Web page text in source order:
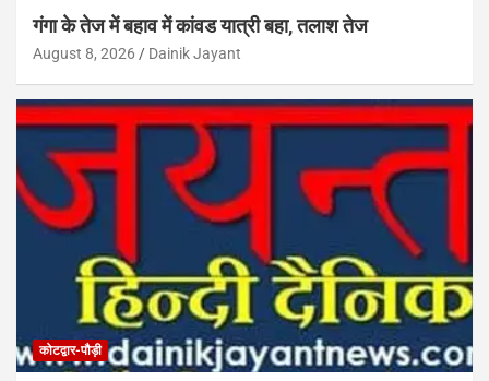
गंगा के तेज में बहाव में कांवड यात्री बहा, तलाश तेज
August 8, 2026 Dainik Jayant
कोटद्वार-पौड़ी